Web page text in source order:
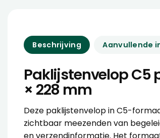
Beschrijving Aanvullende
Paklijstenvelop C5
× 228 mm
Deze paklijstenvelopin C5-
zichtbaar meezenden van